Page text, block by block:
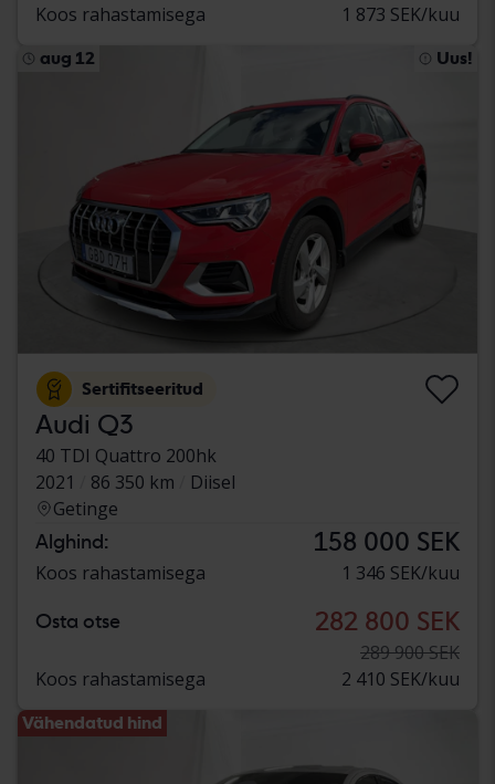
Koos rahastamisega 1 873 SEK/kuu
aug 12 Uus!
Sertifitseeritud
Audi Q3
40 TDI Quattro 200hk
2021
86 350 km
Diisel
Getinge
Alghind: 158 000 SEK
Koos rahastamisega 1 346 SEK/kuu
Osta otse 282 800 SEK
289 900 SEK
Koos rahastamisega
2 410 SEK/kuu
Vähendatud hind